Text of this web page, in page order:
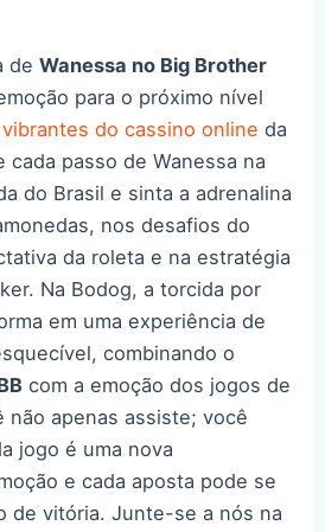
deWanessa no Big Brother
para o próximo nível
do cassino online da
cada passo de Wanessa na
do Brasil e sinta a adrenalina
nos desafios do
da roleta e na estratégia
Na Bodog, a torcida por
em uma experiência de
combinando o
com a emoção dos jogos de
não apenas assiste; você
jogo é uma nova
e cada aposta pode se
de vitória. Junte-se a nós na